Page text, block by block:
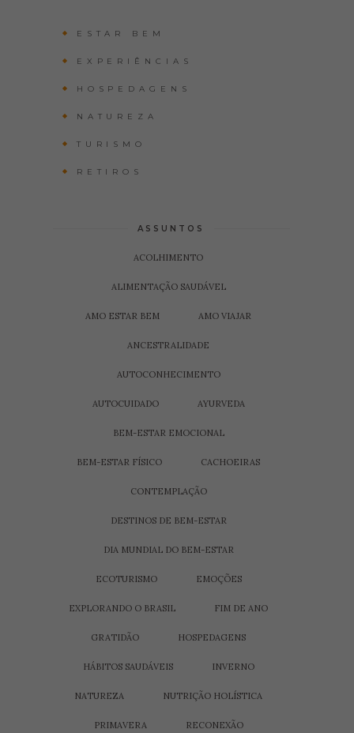
ESTAR BEM
EXPERIÊNCIAS
HOSPEDAGENS
NATUREZA
TURISMO
RETIROS
ASSUNTOS
ACOLHIMENTO
ALIMENTAÇÃO SAUDÁVEL
AMO ESTAR BEM AMO VIAJAR
ANCESTRALIDADE
AUTOCONHECIMENTO
AUTOCUIDADO AYURVEDA
BEM-ESTAR EMOCIONAL
BEM-ESTAR FÍSICO CACHOEIRAS
CONTEMPLAÇÃO
DESTINOS DE BEM-ESTAR
DIA MUNDIAL DO BEM-ESTAR
ECOTURISMO EMOÇÕES
EXPLORANDO O BRASIL FIM DE ANO
GRATIDÃO HOSPEDAGENS
HÁBITOS SAUDÁVEIS INVERNO
NATUREZA NUTRIÇÃO HOLÍSTICA
PRIMAVERA RECONEXÃO